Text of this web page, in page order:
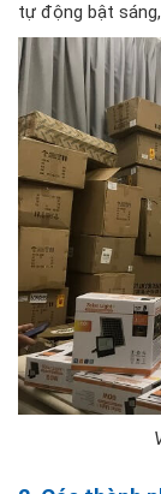
tự động bật